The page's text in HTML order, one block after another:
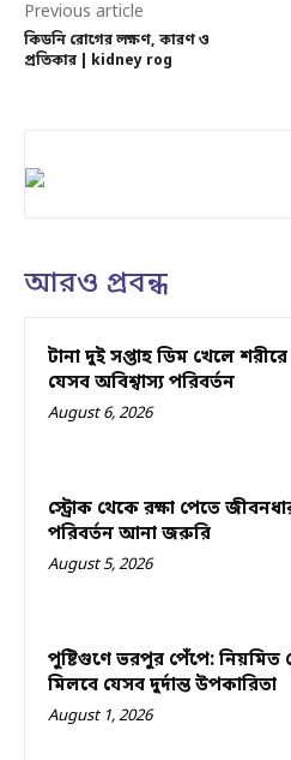
Previous article
কিডনি রোগের লক্ষণ, কারণ ও
প্রতিকার | kidney rog
আরও প্রবন্ধ
টানা দুই সপ্তাহ ডিম খেলে
যেসব অবিশ্বাস্য পরিবর্তন
August 6, 2026
স্ট্রোক থেকে রক্ষা পেতে
পরিবর্তন আনা জরুরি
August 5, 2026
পুষ্টিগুণে ভরপুর পেঁপে: নিয়মিত
মিলবে যেসব দুর্দান্ত উপকারিতা
August 1, 2026